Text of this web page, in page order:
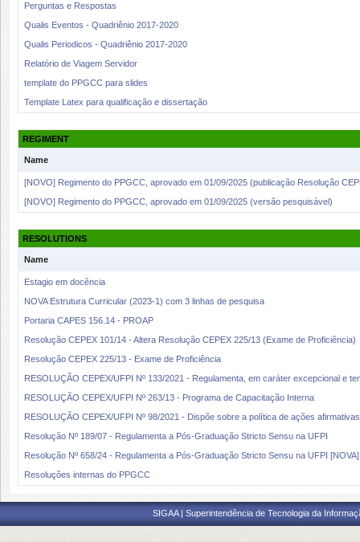
Perguntas e Respostas
Qualis Eventos - Quadriênio 2017-2020
Qualis Periodicos - Quadriênio 2017-2020
Relatório de Viagem Servidor
template do PPGCC para slides
Template Latex para qualificação e dissertação
REGIMENT
Name
[NOVO] Regimento do PPGCC, aprovado em 01/09/2025 (publicação Resolução
[NOVO] Regimento do PPGCC, aprovado em 01/09/2025 (versão pesquisável)
RESOLUTIONS
Name
Estagio em docência
NOVA Estrutura Curricular (2023-1) com 3 linhas de pesquisa
Portaria CAPES 156.14 - PROAP
Resolução CEPEX 101/14 - Altera Resolução CEPEX 225/13 (Exame de Proficiência)
Resolução CEPEX 225/13 - Exame de Proficiência
RESOLUÇÃO CEPEX/UFPI Nº 133/2021 - Regulamenta, em caráter excepcional e
RESOLUÇÃO CEPEX/UFPI Nº 263/13 - Programa de Capacitação Interna
RESOLUÇÃO CEPEX/UFPI Nº 98/2021 - Dispõe sobre a política de ações
Resolução Nº 189/07 - Regulamenta a Pós-Graduação Stricto Sensu na UFPI
Resolução Nº 658/24 - Regulamenta a Pós-Graduação Stricto Sensu na UFPI [NOVA]
Resoluções internas do PPGCC
SIGAA | Superintendência de Tecnologia da